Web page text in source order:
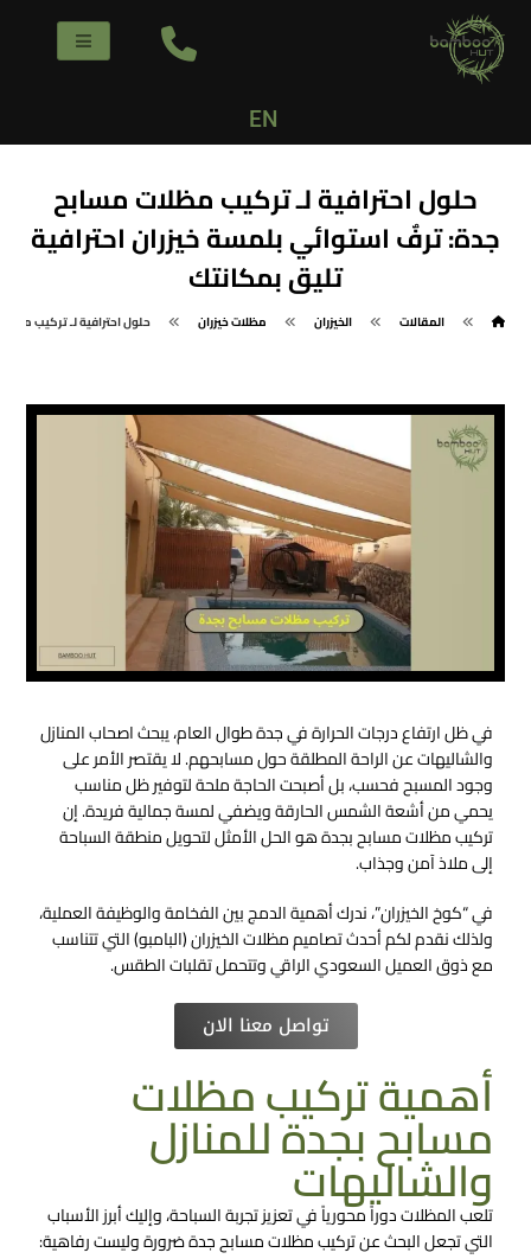
EN
حلول احترافية لـ تركيب مظلات مسابح
جدة: ترفٌ استوائي بلمسة خيزران احترافية
تليق بمكانتك
المقالات الخيزران مظلات خيزران حلول احترافية لـ تركيب
في ظل ارتفاع درجات الحرارة في جدة طوال العام، يبحث اصحاب المنازل
والشاليهات عن الراحة المطلقة حول مسابحهم. لا يقتصر الأمر على
وجود المسبح فحسب، بل أصبحت الحاجة ملحة لتوفير ظل مناسب
يحمي من أشعة الشمس الحارقة ويضفي لمسة جمالية فريدة. إن
تركيب مظلات مسابح بجدة هو الحل الأمثل لتحويل منطقة السباحة
إلى ملاذ آمن وجذاب.
في “كوخ الخيزران”، ندرك أهمية الدمج بين الفخامة والوظيفة العملية،
ولذلك نقدم لكم أحدث تصاميم مظلات الخيزران (البامبو) التي تتناسب
مع ذوق العميل السعودي الراقي وتتحمل تقلبات الطقس.
تواصل معنا الان
أهمية تركيب مظلات
مسابح بجدة للمنازل
والشاليهات
تلعب المظلات دوراً محورياً في تعزيز تجربة السباحة، وإليك أبرز الأسباب
التي تجعل البحث عنتركيب مظلات مسابح جدةضرورة وليست رفاهية: